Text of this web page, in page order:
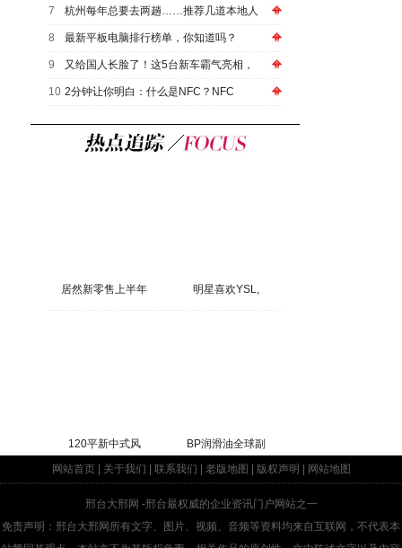
7 杭州每年总要去两趟……推荐几道本地人
8 最新平板电脑排行榜单，你知道吗？
9 又给国人长脸了！这5台新车霸气亮相，
10 2分钟让你明白：什么是NFC？NFC
居然新零售上半年 明星喜欢YSL,
120平新中式风
BP润滑油全球副
网站首页| 关于我们 联系我们 老版地图 版权声明 网站地图
邢台大邢网 -邢台最权威的企业资讯门户网站之一
免责声明：邢台大邢网所有文字、图片、视频、音频等资料均来自互联网，不代表本